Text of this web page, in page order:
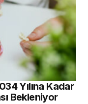
Yılına Kadar
Bekleniyor